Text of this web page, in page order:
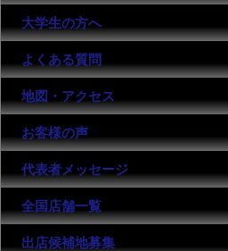
大学生の方へ
よくある質問
地図・アクセス
お客様の声
代表者メッセージ
全国店舗一覧
出店候補地募集